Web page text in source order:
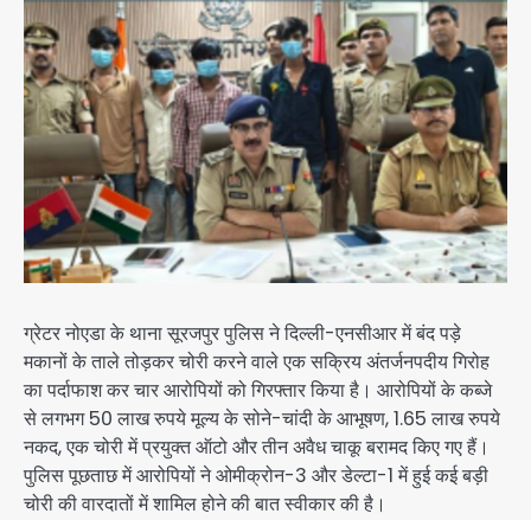
ग्रेटर नोएडा के थाना सूरजपुर पुलिस ने दिल्ली-एनसीआर में बंद पड़े
मकानों के ताले तोड़कर चोरी करने वाले एक सक्रिय अंतर्जनपदीय गिरोह
का पर्दाफाश कर चार आरोपियों को गिरफ्तार किया है। आरोपियों के कब्जे
से लगभग 50 लाख रुपये मूल्य के सोने-चांदी के आभूषण, 1.65 लाख रुपये
नकद, एक चोरी में प्रयुक्त ऑटो और तीन अवैध चाकू बरामद किए गए हैं।
पुलिस पूछताछ में आरोपियों ने ओमीक्रोन-3 और डेल्टा-1 में हुई कई बड़ी
चोरी की वारदातों में शामिल होने की बात स्वीकार की है।